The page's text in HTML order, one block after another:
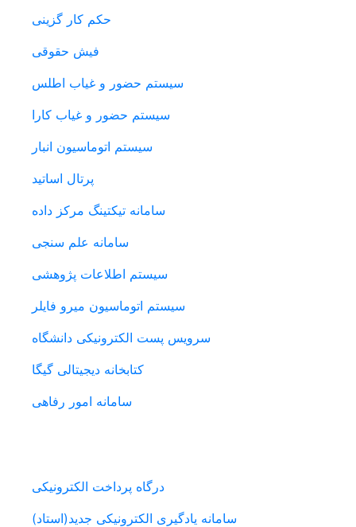
حکم کار گزینی
فیش حقوقی
سیستم حضور و غیاب اطلس
سیستم حضور و غیاب کارا
سیستم اتوماسیون انبار
پرتال اساتید
سامانه تیکتینگ مرکز داده
سامانه علم سنجی
سیستم اطلاعات پژوهشی
سیستم اتوماسیون میرو فایلر
سرویس پست الکترونیکی دانشگاه
کتابخانه دیجیتالی گیگا
سامانه امور رفاهی
درگاه پرداخت الکترونیکی
سامانه یادگیری الکترونیکی جدید(استاد)